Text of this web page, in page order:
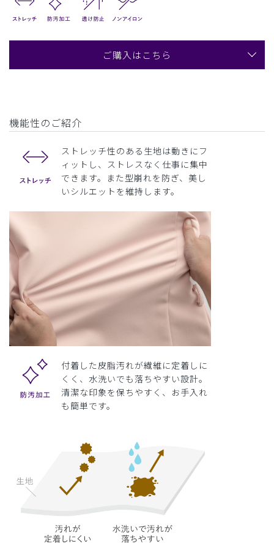
ご購入はこちら
機能性のご紹介
ストレッチ性のある生地は動きにフ
ィットし、ストレスなく仕事に集中
できます。また型崩れを防ぎ、美し
いシルエットを維持します。
付着した皮脂汚れが繊維に定着しに
くく、水洗いでも落ちやすい設計。
清潔な印象を保ちやすく、お手入れ
も簡単です。